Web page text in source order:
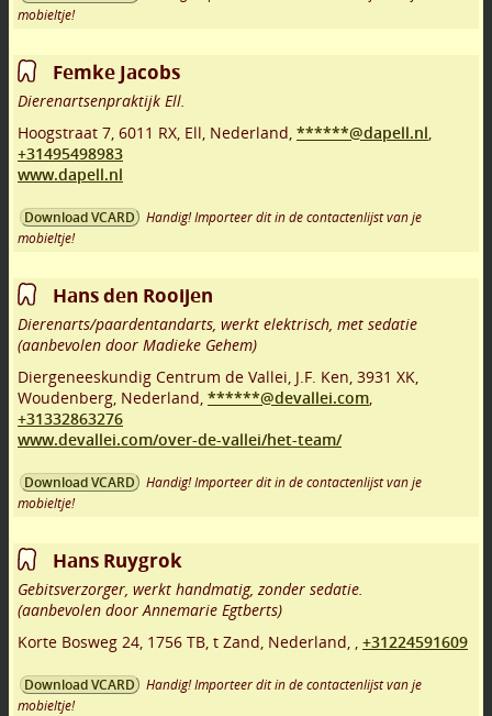
mobieltje!
Femke Jacobs
Dierenartsenpraktijk Ell.
Hoogstraat 7 6011 RX Ell Nederland, ******@dapell.nl
+31495498983
www.dapell.nl
Download VCARD
Handig! Importeer dit in de contactenlijst van je
mobieltje!
Hans den Rooijen
Dierenarts/paardentandarts, werkt elektrisch, met sedatie
(aanbevolen door Madieke Gehem)
Diergeneeskundig Centrum de Vallei, J.F. Ken 3931 XK
Woudenberg Nederland, ******@devallei.com
+31332863276
www.devallei.com/over-de-vallei/het-team/
Download VCARD
Handig! Importeer dit in de contactenlijst van je
mobieltje!
Hans Ruygrok
Gebitsverzorger, werkt handmatig, zonder sedatie.
(aanbevolen door Annemarie Egtberts)
Korte Bosweg 24 1756 TB t Zand Nederland, +31224591609
Download VCARD
Handig! Importeer dit in de contactenlijst van je
mobieltje!